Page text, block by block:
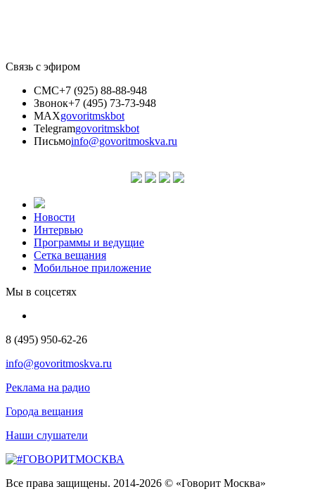
Связь с эфиром
СМС+7 (925) 88-88-948
Звонок+7 (495) 73-73-948
MAXgovoritmskbot
Telegramgovoritmskbot
Письмоinfo@govoritmoskva.ru
Новости
Интервью
Программы и ведущие
Сетка вещания
Мобильное приложение
Мы в соцсетях
8 (495) 950-62-26
info@govoritmoskva.ru
Реклама на радио
Города вещания
Наши слушатели
Все права защищены. 2014-2026 © «Говорит Москва»